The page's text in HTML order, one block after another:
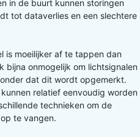
in de buurt kunnen storingen
tot dataverlies en een slechtere
is moeilijker af te tappen dan
bijna onmogelijk om lichtsignalen
dat dit wordt opgemerkt.
relatief eenvoudig worden
technieken om de
te vangen.